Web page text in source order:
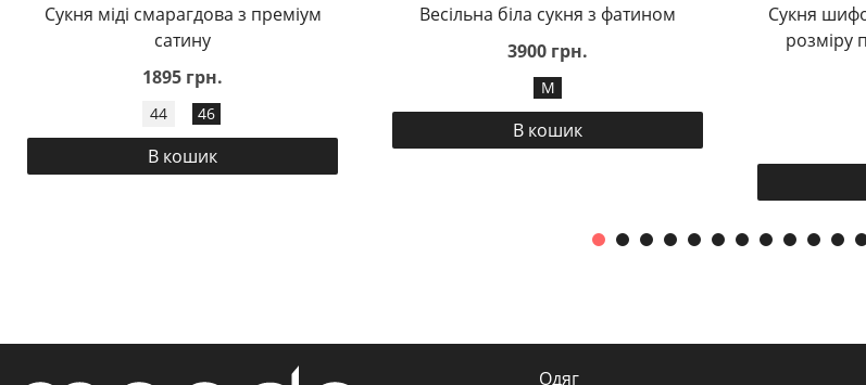
Сукня міді смарагдова з преміум
сатину
1895 грн.
44 46
В кошик
Весільна біла сукня з фатином
3900 грн.
M
В кошик
Сукня
розміру
Одяг